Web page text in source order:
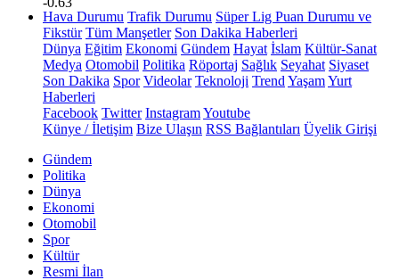
Hava Durumu Trafik Durumu Süper Lig Puan Durumu ve
Fikstür Tüm Manşetler Son Dakika Haberleri
Dünya Eğitim Ekonomi Gündem Hayat İslam Kültür-Sanat
Medya Otomobil Politika Röportaj Sağlık Seyahat Siyaset
Son Dakika Spor Videolar Teknoloji Trend YaşamYurt
Haberleri
Facebook Twitter InstagramYoutube
Künye / İletişim Bize Ulaşın RSS Bağlantıları Üyelik Girişi
Gündem
Politika
Dünya
Ekonomi
Otomobil
Spor
Kültür
Resmi İlan